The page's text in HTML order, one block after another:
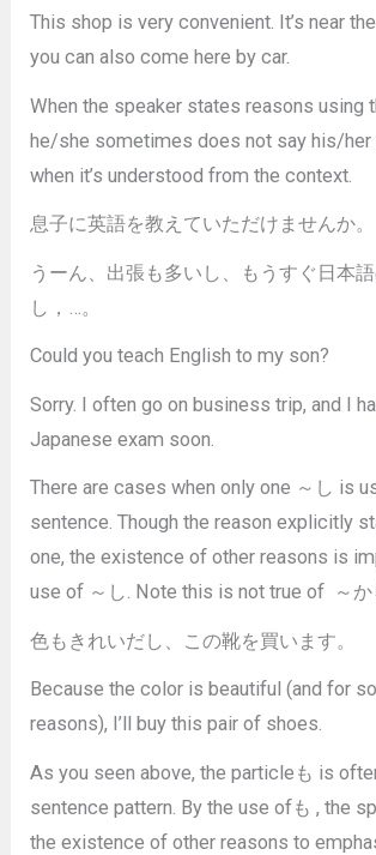
This shop is very convenient. It’s near
you can also come here by car.
When the speaker states reasons using
he/she sometimes does not say his/her
when it’s understood from the context.
息子に英語を教えていただけませんか。
うーん、出張も多いし、もうすぐ日本
し，…。
Could you teach English to my son?
Sorry. I often go on business trip, and I
Japanese exam soon.
There are cases when only one ～し is
sentence. Though the reason explicitly
one, the existence of other reasons is
use of ～し. Note this is not true of ～か
色もきれいだし、この靴を買います。
Because the color is beautiful (and for
reasons), I’ll buy this pair of shoes.
As you seen above, the particleも is
sentence pattern. By the use ofも , the
the existence of other reasons to